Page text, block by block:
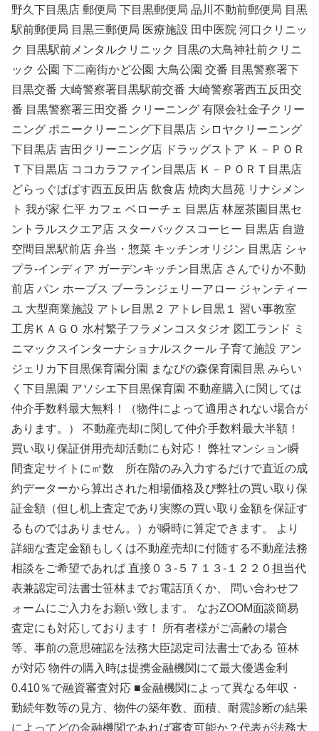
野久下目黒店 郵便局 下目黒郵便局 品川不動前郵便局 目黒
駅前郵便局 目黒三郵便局 医療施設 田中医院 河口クリニッ
ク 目黒駅前メンタルクリニック 目黒の大鳥神社前クリニ
ック 公園 下二南街かど公園 大鳥公園 交番 目黒警察署下
目黒交番 大崎警察署目黒駅前交番 大崎警察署西五反田交
番 目黒警察署三田交番 クリーニング 有限会社金子クリー
ニング ポニークリーニング下目黒店 シロヤクリーニング
下目黒店 吉田クリーニング店 ドラッグストア Ｋ－ＰＯＲ
Ｔ下目黒店 ココカラファイン目黒店 Ｋ－ＰＯＲＴ目黒店
どらっぐぱぱす西五反田店 飲食店 焼肉大昌苑 リナシメン
ト 我が家 仁平 カフェ ベローチェ 目黒店 林屋茶園目黒セ
ントラルスクエア店 スターバックスコーヒー 目黒店 自遊
空間目黒駅前店 弁当・惣菜 キッチンオリジン 目黒店 シャ
プラ‐インディア ガーデンキッチン目黒店 さんでりか不動
前店 パン ホーブス ブーランジェリーアロー ジャンティー
ユ 大型商業施設 アトレ目黒２ アトレ目黒１ 習い事教室
工房ＫＡＧＯ 水村繁子フラメンコスタジオ 図工ランド ミ
ニマックスインターナショナルスクール 子育て施設 アン
ジェリカ下目黒保育園分園 まなびの森保育園目黒 みらい
く下目黒園 アソシエ下目黒保育園 不動産購入に関しては
仲介手数料最大無料！（物件によって適用されない場合が
あります。） 不動産売却に関して仲介手数料最大半額！
買い取り保証併用売却活動にも対応！ 弊社マンション瞬
間査定サイトに㎡数 所在階のみ入力するだけで直近の成
約データーから算出された相場価格及び弊社の買い取り保
証金額（但し机上査定であり実際の買い取り金額を保証す
るものではありません。）が瞬時に算定できます。 より
詳細な査定金額もしくは不動産売却に付随する不動産法務
相談をご希望であれば 直接０３-５７１３-１２２０担当代
表兼認定司法書士笹林までお電話頂くか、 問い合わせフ
ォームにご入力をお願い致します。 なおZOOM面談簡易
査定にも対応しております！ 所有者様がご高齢の場合
等、事前の意思確認を法務大臣認定司法書士である 笹林
が対応 物件の購入時は提携金融機関にて最大優遇金利
0.410％で融資審査対応 ■金融機関によって異なる年収・
勤続年数等の見方、物件の築年数、面積、耐震診断の結果
によってどの金融機関であれば審査可能か？代表が法務大